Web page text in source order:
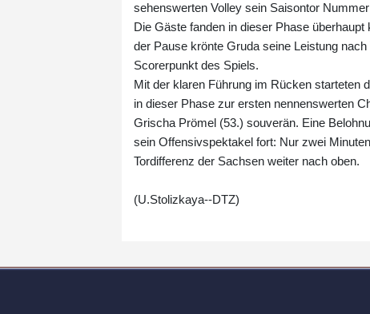
sehenswerten Volley sein Saisontor
Die Gäste fanden in dieser Phase
der Pause krönte Gruda seine Leistung
Scorerpunkt des Spiels.
Mit der klaren Führung im Rücken starteten
in dieser Phase zur ersten nennenswerten
Grischa Prömel (53.) souverän. Eine
sein Offensivspektakel fort: Nur zwei
Tordifferenz der Sachsen weiter nach oben.
(U.Stolizkaya--DTZ)